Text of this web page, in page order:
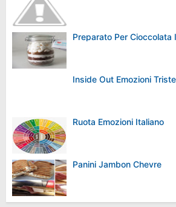
Preparato Per Cioccolata
Inside Out Emozioni
Ruota Emozioni Italiano
Panini Jambon Chevre